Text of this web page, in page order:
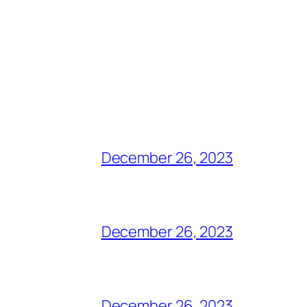
December 26, 2023
December 26, 2023